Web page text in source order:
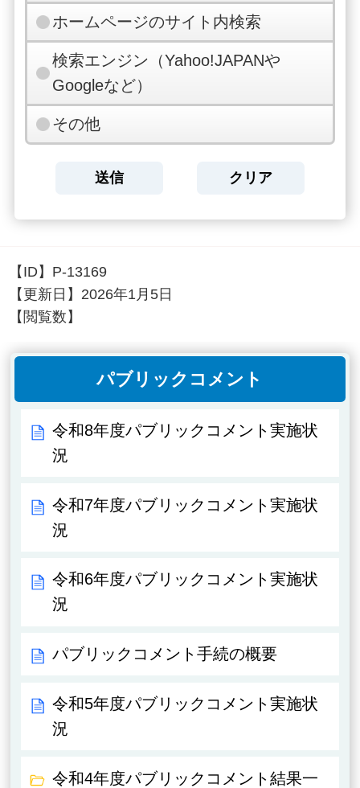
ホームページのサイト内検索
検索エンジン（Yahoo!JAPANや
Googleなど）
その他
【ID】 P-13169
【更新日】 2026年1月5日
【閲覧数】
パブリックコメント
令和8年度パブリックコメント実施状
況
令和7年度パブリックコメント実施状
況
令和6年度パブリックコメント実施状
況
パブリックコメント手続の概要
令和5年度パブリックコメント実施状
況
令和4年度パブリックコメント結果一